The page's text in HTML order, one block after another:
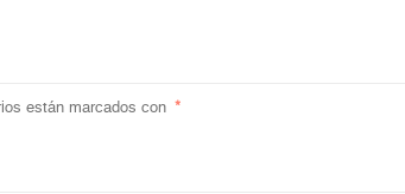
están marcados con *